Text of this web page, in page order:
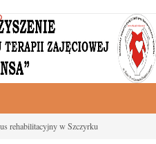
rehabilitacyjny w Szczyrku